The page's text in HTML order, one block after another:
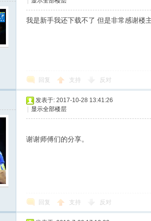
我是新手我还下载不了 但是非常感谢楼
回复 支持 反对
发表于: 2017-10-28 13:41:26
显示全部楼层
谢谢师傅们的分享。
回复 支持 反对